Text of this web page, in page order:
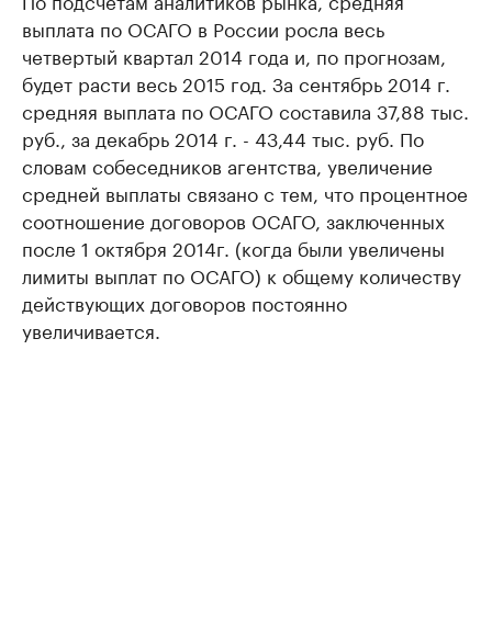
выплата по ОСАГО в России росла весь
четвертый квартал 2014 года и, по прогнозам,
будет расти весь 2015 год. За сентябрь 2014 г.
средняя выплата по ОСАГО составила 37,88 тыс.
руб., за декабрь 2014 г. - 43,44 тыс. руб. По
словам собеседников агентства, увеличение
средней выплаты связано с тем, что процентное
соотношение договоров ОСАГО, заключенных
после 1 октября 2014г. (когда были увеличены
лимиты выплат по ОСАГО) к общему количеству
действующих договоров постоянно
увеличивается.